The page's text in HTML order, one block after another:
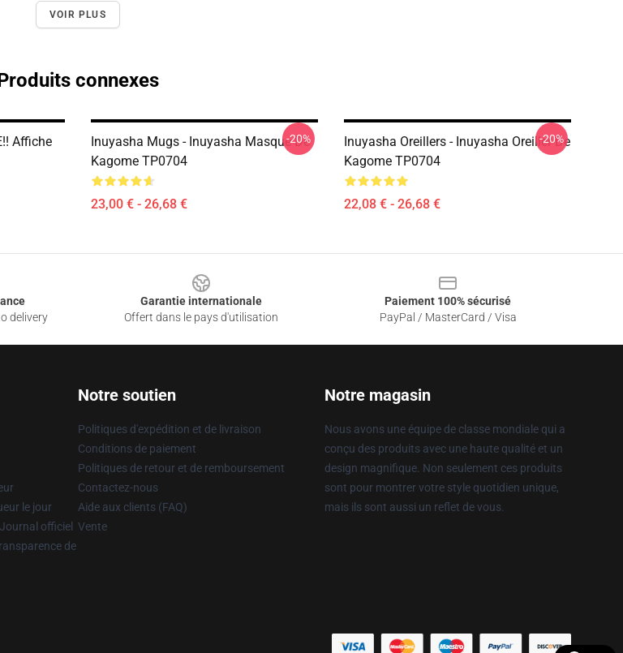
VOIR PLUS
connexes
Affiche
Inuyasha Mugs - Inuyasha Masque De
Kagome TP0704
23,00 € - 26,68 €
-20%
Inuyasha Oreillers - Inuyasha Oreiller De
Kagome TP0704
22,08 € - 26,68 €
-20%
delivery
Garantie internationale
Offert dans le pays d'utilisation
Paiement 100% sécurisé
PayPal / MasterCard / Visa
le jour
officiel
de
Notre soutien
Politiques d'expédition et de livraison
Conditions de paiement
Politiques de retour et de remboursement
Contactez-nous
Aide aux clients (FAQ)
Vente
Notre magasin
Nous avons une équipe de classe mondiale qui a
conçu des produits avec une haute qualité et un
design magnifique. Non seulement ces produits
sont pour montrer votre style quotidien unique,
mais ils sont aussi un reflet de vous.